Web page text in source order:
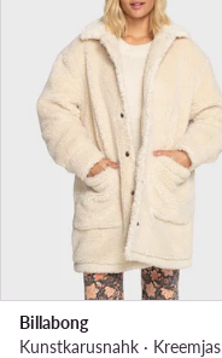
Billabong
Kunstkarusnahk · Kreemjas